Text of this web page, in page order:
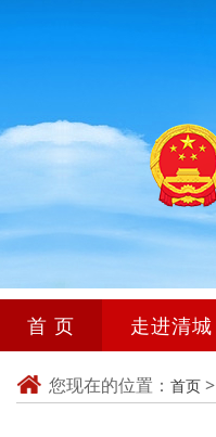
首 页 走进清城
您现在的位置： 首页 >